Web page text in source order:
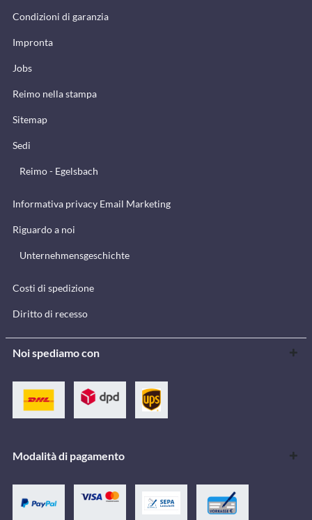
Condizioni di garanzia
Impronta
Jobs
Reimo nella stampa
Sitemap
Sedi
Reimo - Egelsbach
Informativa privacy Email Marketing
Riguardo a noi
Unternehmensgeschichte
Costi di spedizione
Diritto di recesso
Noi spediamo con
Modalità di pagamento